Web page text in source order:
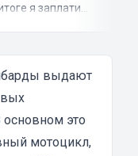
я заплатил
и усилий.
все, что я
выдают
это
мотоцикл,